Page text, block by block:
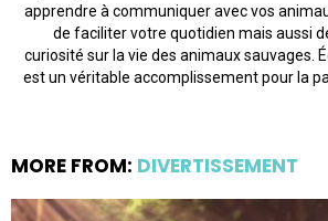
apprendre à communiquer avec vos
de faciliter votre quotidien mais aussi
curiosité sur la vie des animaux sauvages.
est un véritable accomplissement pour la
MORE FROM: DIVERTISSEMENT